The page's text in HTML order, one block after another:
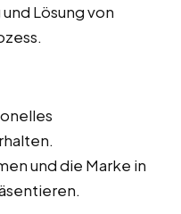
Lösung von
und die Marke in